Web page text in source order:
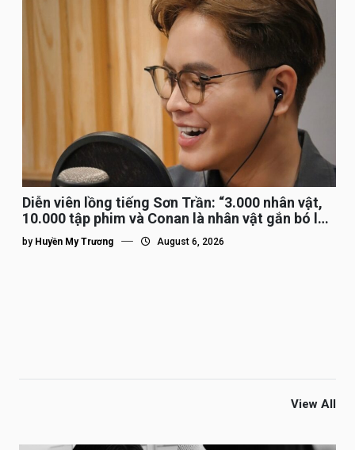
Diễn viên lồng tiếng Sơn Trần: “3.000 nhân vật,
10.000 tập phim và Conan là nhân vật gắn bó lâu
nhất”
by Huyền My Trương August 6, 2026
View All